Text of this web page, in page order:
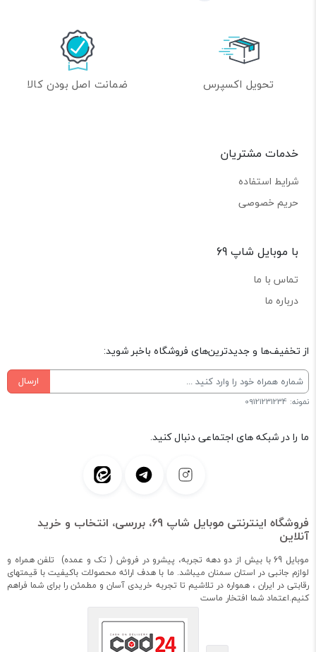
تحویل اکسپرس ضمانت اصل بودن کالا
خدمات مشتریان
شرایط استفاده
حریم خصوصی
با موبایل شاپ 69
تماس با ما
درباره ما
از تخفیف‌ها و جدیدترین‌های فروشگاه باخبر شوید:
ارسال
نمونه: 09121231234
ما را در شبکه های اجتماعی دنبال کنید.
فروشگاه اینترنتی موبایل شاپ 69، بررسی، انتخاب و خرید
آنلاین
موبایل 69 با بیش از دو دهه تجربه، پیشرو در فروش ( تک و عمده) تلفن همراه و
لوازم جانبی در استان سمنان میباشد. ما با هدف ارائه محصولات باکیفیت با قیمتهای
رقابتی در ایران ، همواره در تلاشیم تا تجربه خریدی آسان و مطمئن را برای شما فراهم
کنیم.اعتماد شما افتخار ماست